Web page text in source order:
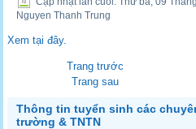
Nguyen Thanh Trung
Xem tại đây.
Trang trước
Trang sau
Thông tin tuyển sinh các
trường & TNTN